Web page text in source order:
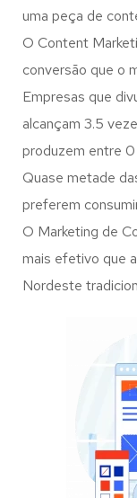
uma peça de
O Content
conversão que o
Empresas que
alcançam 3.5
produzem entre
Quase metade
preferem
O Marketing de
mais efetivo que
Nordeste